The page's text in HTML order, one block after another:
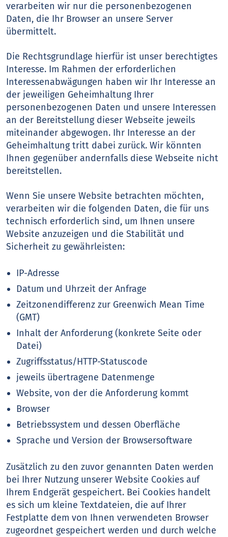
verarbeiten wir nur die personenbezogenen
Daten, die Ihr Browser an unsere Server
übermittelt.
Die Rechtsgrundlage hierfür ist unser berechtigtes
Interesse. Im Rahmen der erforderlichen
Interessenabwägungen haben wir Ihr Interesse an
der jeweiligen Geheimhaltung Ihrer
personenbezogenen Daten und unsere Interessen
an der Bereitstellung dieser Webseite jeweils
miteinander abgewogen. Ihr Interesse an der
Geheimhaltung tritt dabei zurück. Wir könnten
Ihnen gegenüber andernfalls diese Webseite nicht
bereitstellen.
Wenn Sie unsere Website betrachten möchten,
verarbeiten wir die folgenden Daten, die für uns
technisch erforderlich sind, um Ihnen unsere
Website anzuzeigen und die Stabilität und
Sicherheit zu gewährleisten:
IP-Adresse
Datum und Uhrzeit der Anfrage
Zeitzonendifferenz zur Greenwich Mean Time
(GMT)
Inhalt der Anforderung (konkrete Seite oder
Datei)
Zugriffsstatus/HTTP-Statuscode
jeweils übertragene Datenmenge
Website, von der die Anforderung kommt
Browser
Betriebssystem und dessen Oberfläche
Sprache und Version der Browsersoftware
Zusätzlich zu den zuvor genannten Daten werden
bei Ihrer Nutzung unserer Website Cookies auf
Ihrem Endgerät gespeichert. Bei Cookies handelt
es sich um kleine Textdateien, die auf Ihrer
Festplatte dem von Ihnen verwendeten Browser
zugeordnet gespeichert werden und durch welche